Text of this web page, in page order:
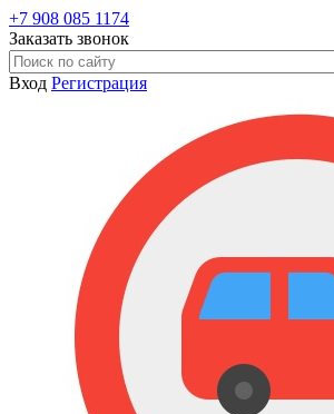
+7 908 085 1174
Заказать звонок
Вход Регистрация